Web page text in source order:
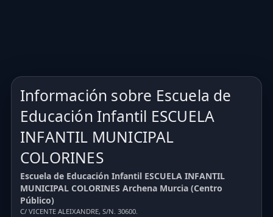
Información sobre Escuela de
Educación Infantil ESCUELA
INFANTIL MUNICIPAL
COLORINES
Escuela de Educación Infantil ESCUELA INFANTIL
MUNICIPAL COLORINES Archena Murcia (Centro
Público)
C/ VICENTE ALEIXANDRE, S/N. 30600.